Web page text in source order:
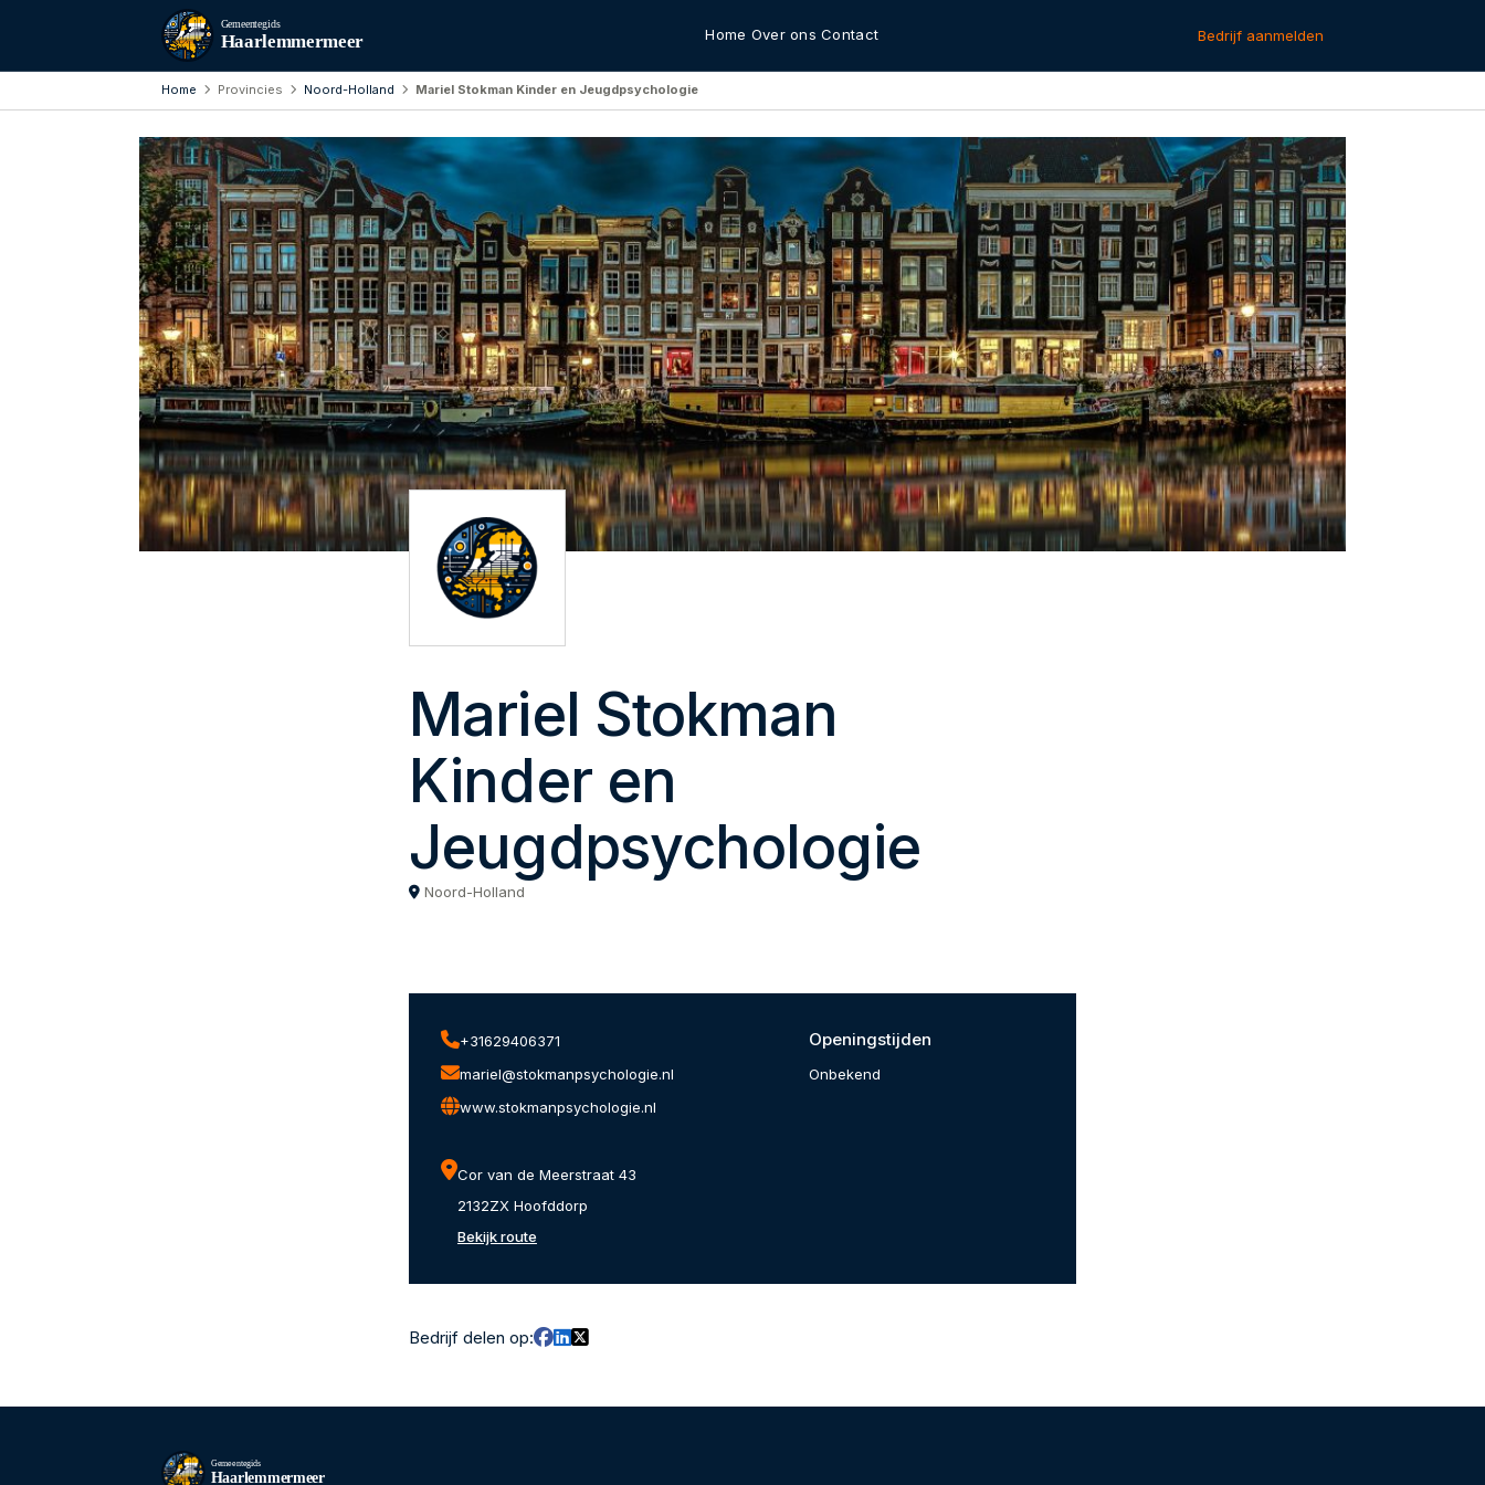
Gemeentegids
Haarlemmermeer Home Over ons Contact Bedrijf aanmelden
Home Provincies Noord-Holland Mariel Stokman Kinder en Jeugdpsychologie
Mariel Stokman
Kinder en
Jeugdpsychologie
Noord-Holland
+31629406371
mariel@stokmanpsychologie.nl
www.stokmanpsychologie.nl
Cor van de Meerstraat 43
2132ZX Hoofddorp
Bekijk route
Openingstijden
Onbekend
Bedrijf delen op:
Gemeentegids
Haarlemmermeer